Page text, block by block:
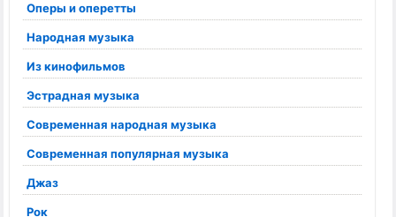
Оперы и оперетты
Народная музыка
Из кинофильмов
Эстрадная музыка
Современная народная музыка
Современная популярная музыка
Джаз
Рок